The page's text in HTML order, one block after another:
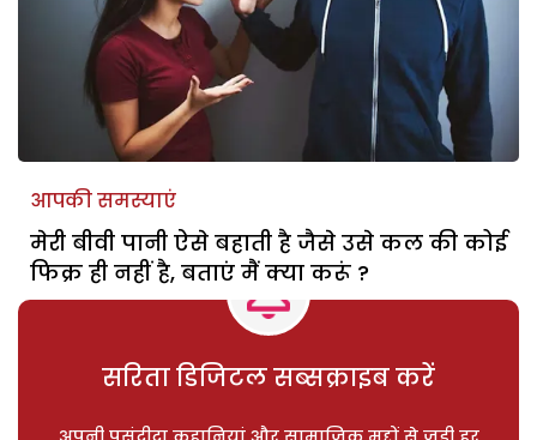
आपकी समस्याएं
मेरी बीवी पानी ऐसे बहाती है जैसे उसे कल की कोई
फिक्र ही नहीं है, बताएं मैं क्या करूं ?
सरिता डिजिटल सब्सक्राइब करें